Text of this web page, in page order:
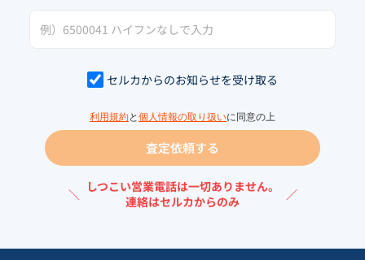
セルカからのお知らせを受け取る
利用規約と 個人情報の取り扱いに同意の上
査定依頼する
＼ しつこい営業電話は一切ありません。
連絡はセルカからのみ
／